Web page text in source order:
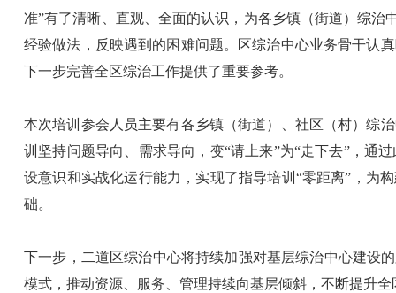
准”有了清晰、直观、全面的认识，为各乡镇（街道）综治
经验做法，反映遇到的困难问题。区综治中心业务骨干认
下一步完善全区综治工作提供了重要参考。
本次培训参会人员主要有各乡镇（街道）、社区（村）综
训坚持问题导向、需求导向，变“请上来”为“走下去”，通
设意识和实战化运行能力，实现了指导培训“零距离”，
础。
下一步，二道区综治中心将持续加强对基层综治中心建设
模式，推动资源、服务、管理持续向基层倾斜，不断提升